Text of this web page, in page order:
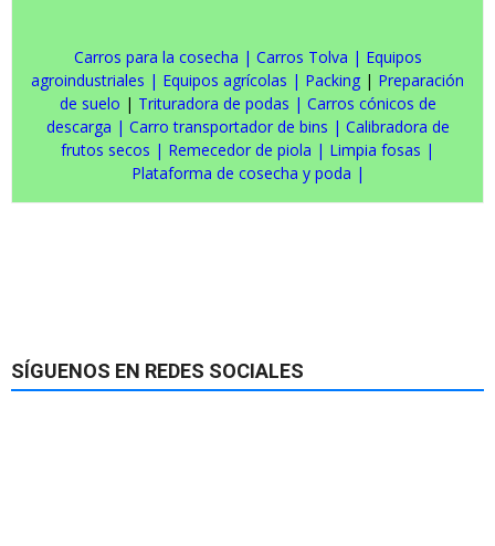
Carros para la cosecha | Carros Tolva | Equipos
agroindustriales | Equipos agrícolas | Packing | Preparación
de suelo | Trituradora de podas | Carros cónicos de
descarga | Carro transportador de bins | Calibradora de
frutos secos | Remecedor de piola | Limpia fosas |
Plataforma de cosecha y poda |
SÍGUENOS EN REDES SOCIALES